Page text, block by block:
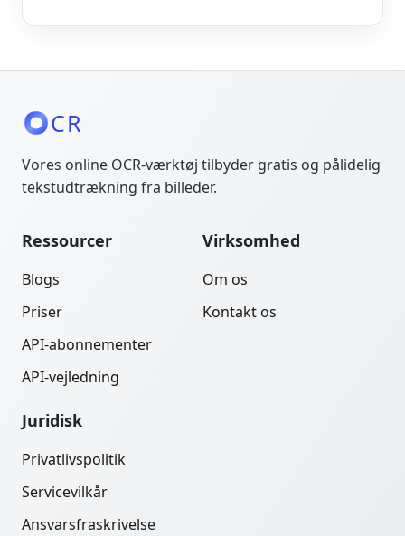
CR
Vores online OCR-værktøj tilbyder gratis og pålidelig
tekstudtrækning fra billeder.
Ressourcer
Blogs
Priser
API-abonnementer
API-vejledning
Virksomhed
Om os
Kontakt os
Juridisk
Privatlivspolitik
Servicevilkår
Ansvarsfraskrivelse